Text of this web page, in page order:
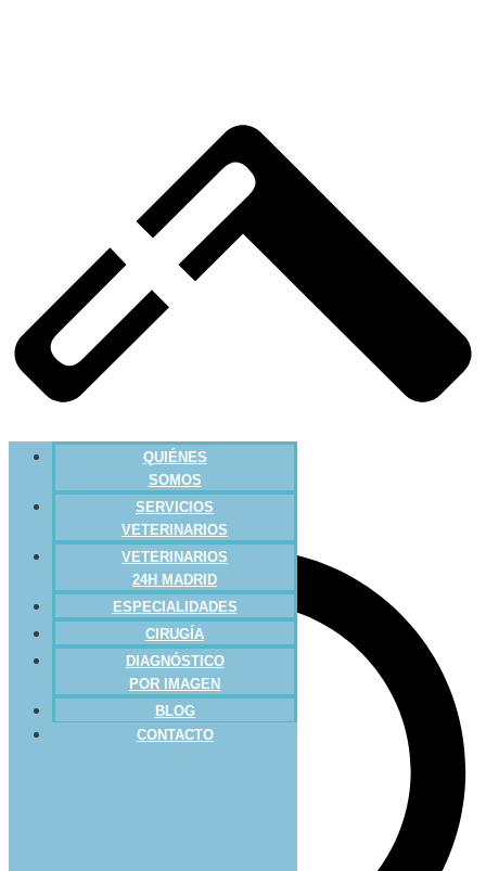
QUIÉNES
SOMOS
SERVICIOS
VETERINARIOS
VETERINARIOS
24H MADRID
ESPECIALIDADES
CIRUGÍA
DIAGNÓSTICO
POR IMAGEN
BLOG
CONTACTO